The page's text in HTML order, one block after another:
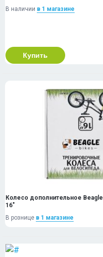
В наличии в 1 магазинe
Купить
Колесо дополнительное Beagle
16"
В рознице в 1 магазинe